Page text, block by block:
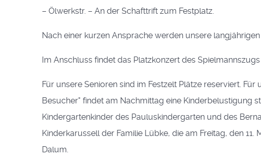
– Ölwerkstr. – An der Schafttrift zum Festplatz.
Nach einer kurzen Ansprache werden unsere
Im Anschluss findet das Platzkonzert des
Für unsere Senioren sind im Festzelt Plätze reserviert. Für
Besucher" findet am Nachmittag eine Kinderbelustigung
Kindergartenkinder des Pauluskindergarten und des
Kinderkarussell der Familie Lübke, die am Freitag, den
Dalum.